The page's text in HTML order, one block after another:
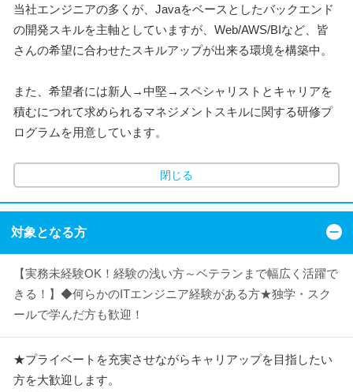
当社エンジニアの多くが、Javaをベースとしたバックエンド
の開発スキルを主軸としていますが、Web/AWS/BIなど、皆
さんの希望に合わせたスキルアップが出来る環境を構築中。
また、希望者には新人→中堅→スペシャリストとキャリアを
積むにつれて求められるマネジメントスキルに関する研修プ
ログラムを用意しています。
閉じる
対象となる方
【実務未経験OK！経験の浅い方～ベテランまで幅広く活躍で
きる！】◆何らかのITエンジニア経験がある方★独学・スク
ールで学んだ方も歓迎！
★プライベートを充実させながらキャリアップを目指したい
方を大歓迎します。